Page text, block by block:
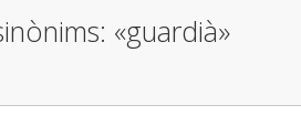
«guardià»